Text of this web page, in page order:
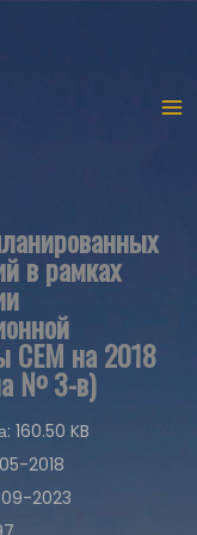
в рамках
СЕМ на 2018
№ 3-в)
160.50 KB
2018
2023